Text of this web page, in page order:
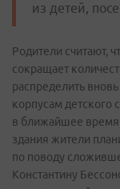
из детей,
Родители считают,
сокращает
распределить
корпусам
в ближайшее
здания жители
по поводу
Константину